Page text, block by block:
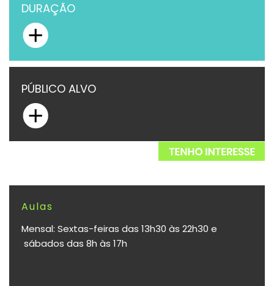
DURAÇÃO
PÚBLICO ALVO
Aulas
Mensal: Sextas-feiras das 13h30 às 22h30 e
sábados das 8h às 17h